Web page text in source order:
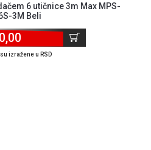
6 utičnice 3m Max MPS-
3M Beli
izražene u RSD